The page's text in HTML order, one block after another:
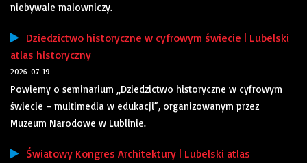
niebywale malowniczy.
Dziedzictwo historyczne w cyfrowym świecie | Lubelski
atlas historyczny
2026-07-19
Powiemy o seminarium „Dziedzictwo historyczne w cyfrowym
świecie – multimedia w edukacji”, organizowanym przez
Muzeum Narodowe w Lublinie.
Światowy Kongres Architektury | Lubelski atlas